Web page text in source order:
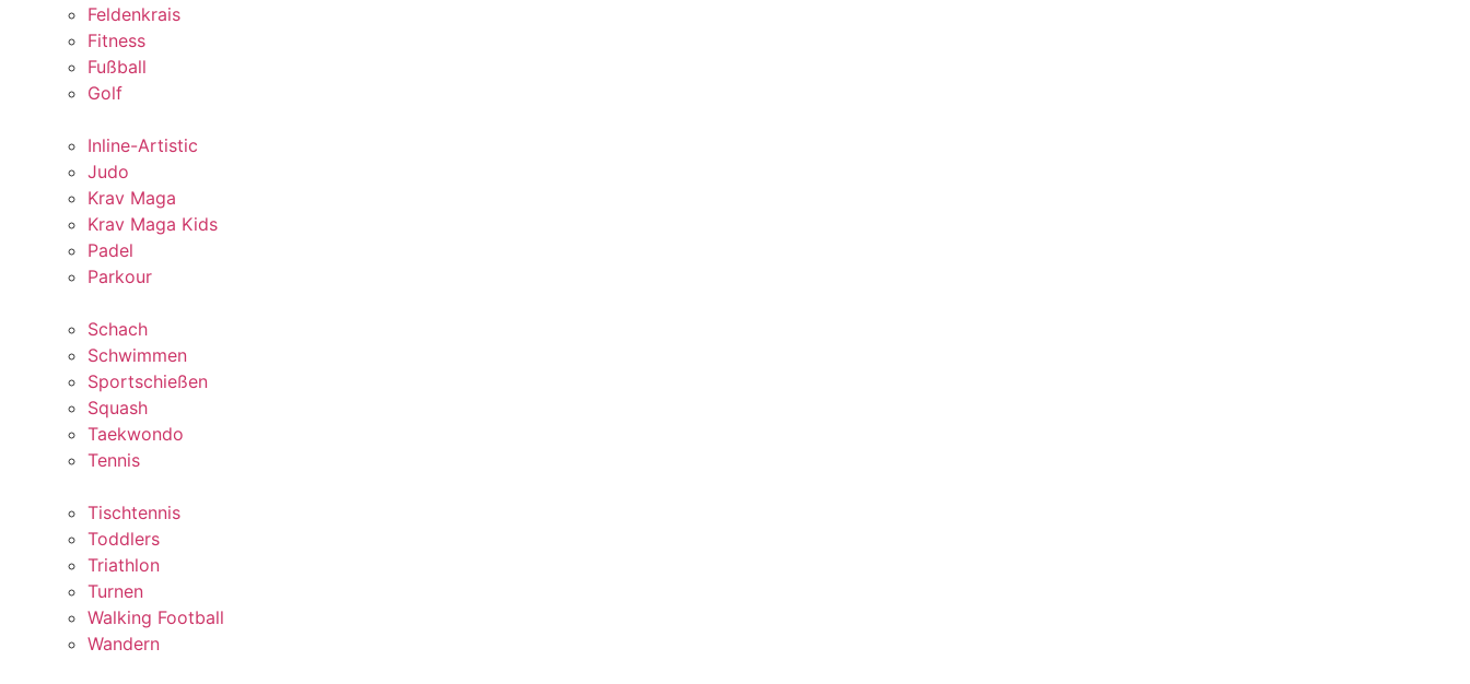
Feldenkrais
Fitness
Fußball
Golf
Inline-Artistic
Judo
Krav Maga
Krav Maga Kids
Padel
Parkour
Schach
Schwimmen
Sportschießen
Squash
Taekwondo
Tennis
Tischtennis
Toddlers
Triathlon
Turnen
Walking Football
Wandern